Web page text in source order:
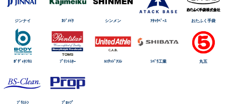
ジンナイ ｶｼﾞﾒｲｸ シンメン ｱﾀｯｸﾍﾞｰｽ おたふく手袋
ﾎﾞﾃﾞｨﾀﾌﾈｽ ﾌﾟﾘﾝﾄｽﾀｰ ﾕﾆﾃｯﾄﾞｱｽﾚ ｼﾊﾞﾗ工業 丸五
ﾌﾞﾗｽﾄﾝ ﾌﾟﾛｯﾌﾟ